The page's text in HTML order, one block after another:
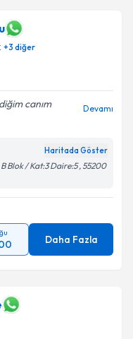
+3 diğer
canım
Devamı
Haritada Göster
Blok / Kat:3 Daire:5 , 55200
Daha Fazla